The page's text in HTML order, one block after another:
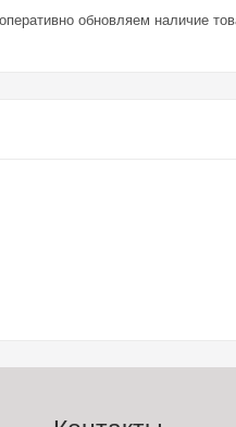
обновляем наличие